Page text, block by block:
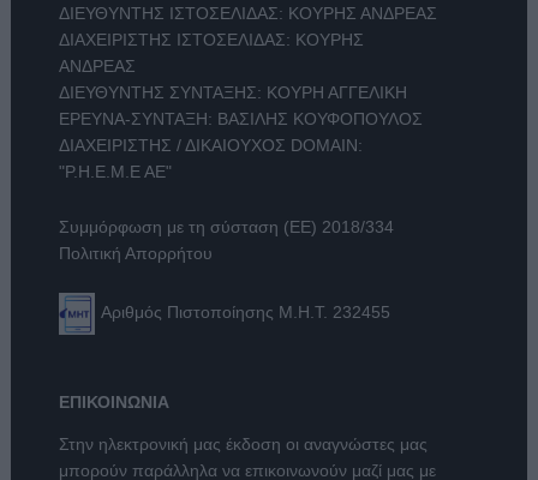
ΔΙΕΥΘΥΝΤΗΣ ΙΣΤΟΣΕΛΙΔΑΣ: ΚΟΥΡΗΣ ΑΝΔΡΕΑΣ
ΔΙΑΧΕΙΡΙΣΤΗΣ ΙΣΤΟΣΕΛΙΔΑΣ: ΚΟΥΡΗΣ
ΑΝΔΡΕΑΣ
ΔΙΕΥΘΥΝΤΗΣ ΣΥΝΤΑΞΗΣ: ΚΟΥΡΗ ΑΓΓΕΛΙΚΗ
ΕΡΕΥΝΑ-ΣΥΝΤΑΞΗ: ΒΑΣΙΛΗΣ ΚΟΥΦΟΠΟΥΛΟΣ
ΔΙΑΧΕΙΡΙΣΤΗΣ / ΔΙΚΑΙΟΥΧΟΣ DOMAIN:
"Ρ.Η.Ε.Μ.Ε ΑΕ"
Συμμόρφωση με τη σύσταση (ΕΕ) 2018/334
Πολιτική Απορρήτου
Αριθμός Πιστοποίησης Μ.Η.Τ. 232455
ΕΠΙΚΟΙΝΩΝΙΑ
Στην ηλεκτρονική μας έκδοση οι αναγνώστες μας
μπορούν παράλληλα να επικοινωνούν μαζί μας με